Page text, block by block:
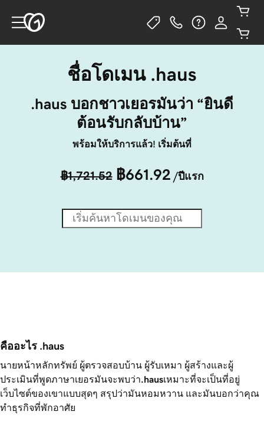
ชื่อโดเมน .haus
.haus บอกชาวเยอรมันว่า “ยินดี
ต้อนรับกลับบ้าน”
พร้อมให้บริการแล้ว! เริ่มต้นที่
฿1,721.52 ฿661.92 /ปีแรก
คืออะไร .haus
นายหน้าหลักทรัพย์ ผู้ตรวจสอบบ้าน ผู้รับเหมา ผู้สร้างและผู้
ประเมินที่พูดภาษาเยอรมันจะพบว่า.hausเหมาะที่จะเป็นที่อยู่
เว็บไซต์ของเขาแบบสุดๆ สรุปว่ามันหอมหวาน และมันบอกว่าคุณ
ทำธุรกิจที่พักอาศัย